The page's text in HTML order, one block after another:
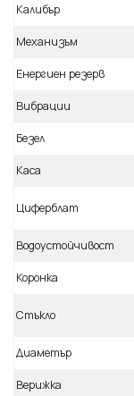
Калибър
Механизъм
Енергиен резерв
Вибрации
Безел
Каса
Циферблат
Водоустойчивост
Коронка
Стъкло
Диаметър
Верижка